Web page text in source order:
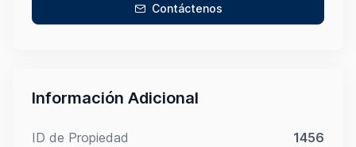
Contáctenos
Información Adicional
ID de Propiedad 1456